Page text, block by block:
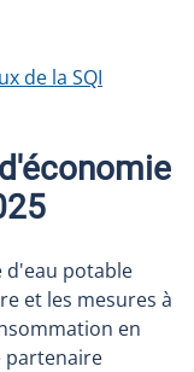
de la SQI
d'eau potable
et les mesures à
en
partenaire